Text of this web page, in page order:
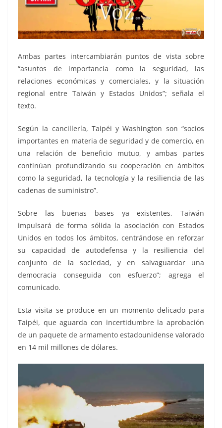
Ambas partes intercambiarán puntos de vista sobre
“asuntos de importancia como la seguridad, las
relaciones económicas y comerciales, y la situación
regional entre Taiwán y Estados Unidos”; señala el
texto.
Según la cancillería, Taipéi y Washington son “socios
importantes en materia de seguridad y de comercio, en
una relación de beneficio mutuo, y ambas partes
continúan profundizando su cooperación en ámbitos
como la seguridad, la tecnología y la resiliencia de las
cadenas de suministro”.
Sobre las buenas bases ya existentes, Taiwán
impulsará de forma sólida la asociación con Estados
Unidos en todos los ámbitos, centrándose en reforzar
su capacidad de autodefensa y la resiliencia del
conjunto de la sociedad, y en salvaguardar una
democracia conseguida con esfuerzo”; agrega el
comunicado.
Esta visita se produce en un momento delicado para
Taipéi, que aguarda con incertidumbre la aprobación
de un paquete de armamento estadounidense valorado
en 14 mil millones de dólares.